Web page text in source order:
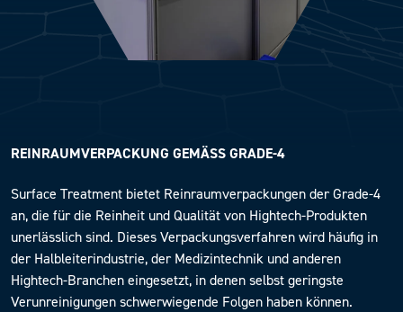
REINRAUMVERPACKUNG GEMÄSS GRADE-4
Surface Treatment bietet Reinraumverpackungen der Grade-4
an, die für die Reinheit und Qualität von Hightech-Produkten
unerlässlich sind. Dieses Verpackungsverfahren wird häufig in
der Halbleiterindustrie, der Medizintechnik und anderen
Hightech-Branchen eingesetzt, in denen selbst geringste
Verunreinigungen schwerwiegende Folgen haben können.